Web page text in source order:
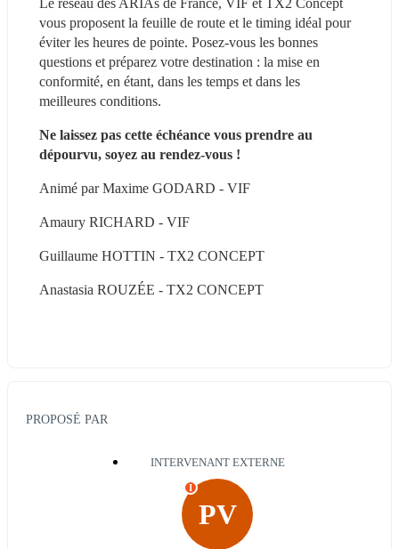
vous proposent la feuille de route et le timing idéal pour
éviter les heures de pointe. Posez-vous les bonnes
questions et préparez votre destination : la mise en
conformité, en étant, dans les temps et dans les
meilleures conditions.
Ne laissez pas cette échéance vous prendre au
dépourvu, soyez au rendez-vous !
Animé par Maxime GODARD - VIF
Amaury RICHARD - VIF
Guillaume HOTTIN - TX2 CONCEPT
Anastasia ROUZÉE - TX2 CONCEPT
PROPOSÉ PAR
INTERVENANT EXTERNE
PV
I